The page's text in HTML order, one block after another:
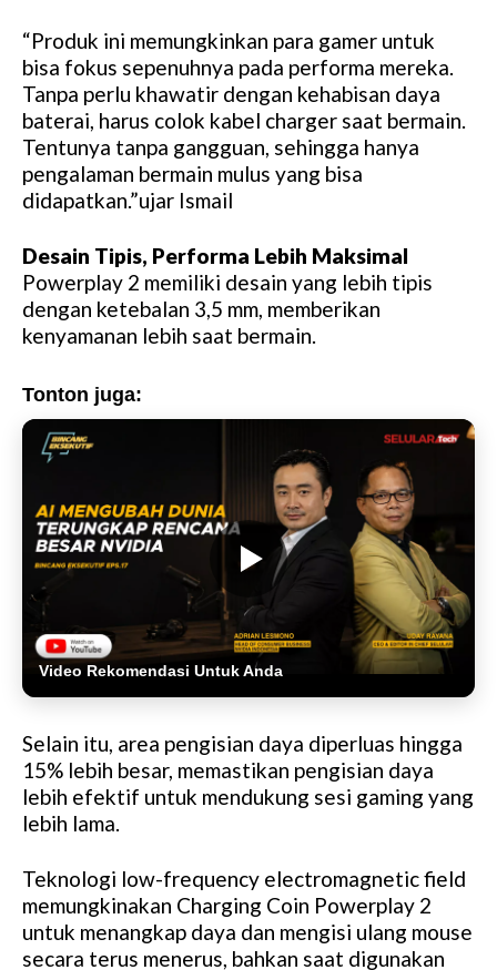
“Produk ini memungkinkan para gamer untuk
bisa fokus sepenuhnya pada performa mereka.
Tanpa perlu khawatir dengan kehabisan daya
baterai, harus colok kabel charger saat bermain.
Tentunya tanpa gangguan, sehingga hanya
pengalaman bermain mulus yang bisa
didapatkan.”ujar Ismail
Desain Tipis, Performa Lebih Maksimal
Powerplay 2 memiliki desain yang lebih tipis
dengan ketebalan 3,5 mm, memberikan
kenyamanan lebih saat bermain.
Tonton juga:
Video Rekomendasi Untuk Anda
Selain itu, area pengisian daya diperluas hingga
15% lebih besar, memastikan pengisian daya
lebih efektif untuk mendukung sesi gaming yang
lebih lama.
Teknologi low-frequency electromagnetic field
memungkinakan Charging Coin Powerplay 2
untuk menangkap daya dan mengisi ulang mouse
secara terus menerus, bahkan saat digunakan